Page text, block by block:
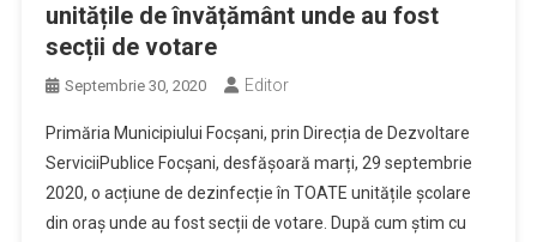
unitățile de învățământ unde au fost
secții de votare
Septembrie 30, 2020 Editor
Primăria Municipiului Focșani, prin Direcția de Dezvoltare
ServiciiPublice Focșani, desfășoară marți, 29 septembrie
2020, o acțiune de dezinfecție în TOATE unitățile școlare
din oraș unde au fost secții de votare. După cum știm cu